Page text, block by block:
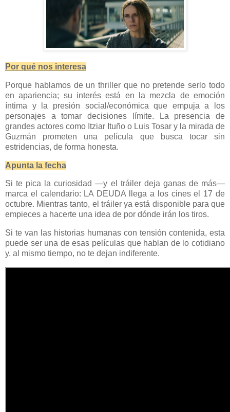
Por qué nos interesa
Porque hablamos de un thriller que no pretende serlo todo
en apariencia; su interés está en la mezcla de emoción
íntima y la presión social/económica que empuja a los
personajes a tomar decisiones límite. La presencia de
grandes actores como Itziar Ituño o Luis Tosar y la mirada de
Guzmán prometen una película que busca tocar sin
estridencias, de forma honesta.
Apunta la fecha
Si te pica la curiosidad —y el tráiler deja ganas de más—
marca el calendario: LA DEUDA llega a los cines el 17 de
octubre. Mientras tanto, el tráiler ya está disponible para que
empieces a hacerte una idea de por dónde irán los tiros.
Si te van las historias humanas con tensión contenida, esta
puede ser una de esas películas que hablan de lo cotidiano
y, al mismo tiempo, no te dejan indiferente.